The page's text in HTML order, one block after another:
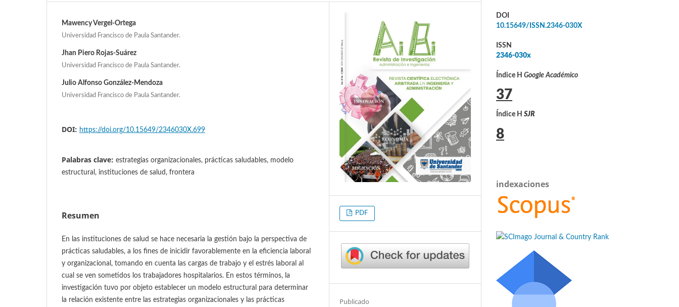
Mawency Vergel-Ortega
Universidad Francisco de Paula Santander.
Jhan Piero Rojas-Suárez
Universidad Francisco de Paula Santander.
Julio Alfonso González-Mendoza
Universidad Francisco de Paula Santander.
DOI: https://doi.org/10.15649/2346030X.699
Palabras clave: estrategias organizacionales, prácticas saludables, modelo
estructural, instituciones de salud, frontera
Resumen
En las instituciones de salud se hace necesaria la gestión bajo la perspectiva de
prácticas saludables, a los fines de inicidir favorablemente en la eficiencia laboral
y organizacional, tomando en cuenta las cargas de trabajo y el estrés laboral al
cual se ven sometidos los trabajadores hospitalarios. En estos términos, la
investigación tuvo por objeto establecer un modelo estructural para determinar
la relación existente entre las estrategias organizacionales y las prácticas
PDF
Publicado
DOI
10.15649/ISSN.2346-030X
ISSN
2346-030x
Índice H Google Académico
37
Índice H SJR
8
indexaciones